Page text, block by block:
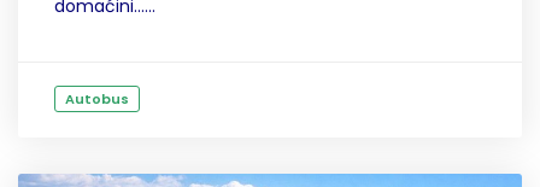
domaćini......
Autobus